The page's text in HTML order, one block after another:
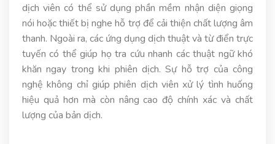
dịch viên có thể sử dụng phần mềm nhận diện giọng
nói hoặc thiết bị nghe hỗ trợ để cải thiện chất lượng âm
thanh. Ngoài ra, các ứng dụng dịch thuật và từ điển trực
tuyến có thể giúp họ tra cứu nhanh các thuật ngữ khó
khăn ngay trong khi phiên dịch. Sự hỗ trợ của công
nghệ không chỉ giúp phiên dịch viên xử lý tình huống
hiệu quả hơn mà còn nâng cao độ chính xác và chất
lượng của bản dịch.